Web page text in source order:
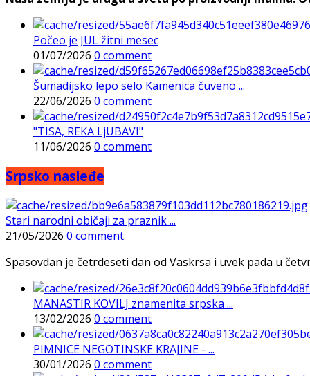
Počeo je JUL žitni mesec
01/07/2026 0 comment
Šumadijsko lepo selo Kamenica čuveno ...
22/06/2026 0 comment
"TISA, REKA LjUBAVI"
11/06/2026 0 comment
Srpsko nasleđe
Stari narodni običaji za praznik ...
21/05/2026 0 comment
Spasovdan je četrdeseti dan od Vaskrsa i uvek pada u
MANASTIR KOVILJ znamenita srpska ...
13/02/2026 0 comment
PIMNICE NEGOTINSKE KRAJINE - ...
30/01/2026 0 comment